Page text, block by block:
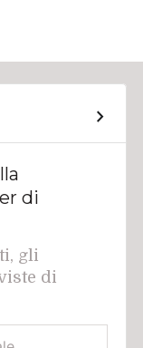
di
gli
di